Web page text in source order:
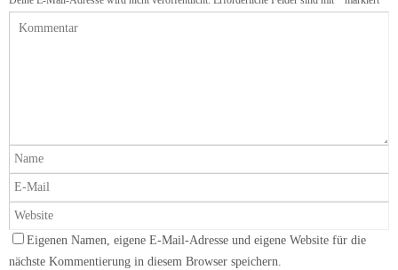
Eigenen Namen, eigene E-Mail-Adresse und eigene Website für die
nächste Kommentierung in diesem Browser speichern.